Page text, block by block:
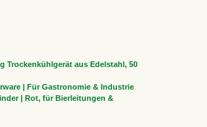
Trockenkühlgerät aus Edelstahl, 50
| Für Gastronomie & Industrie
| Rot, für Bierleitungen &